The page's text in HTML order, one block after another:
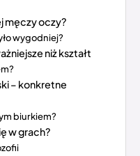
męczy oczy?
wygodniej?
niż kształt
– konkretne
biurkiem?
w grach?